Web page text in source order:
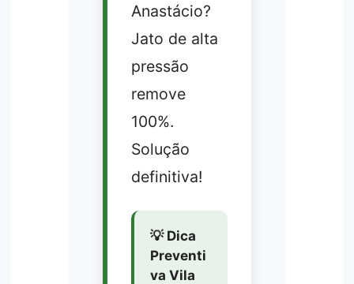
Anastácio?
Jato de alta
pressão
remove
100%.
Solução
definitiva!
💡 Dica
Preventi
va Vila